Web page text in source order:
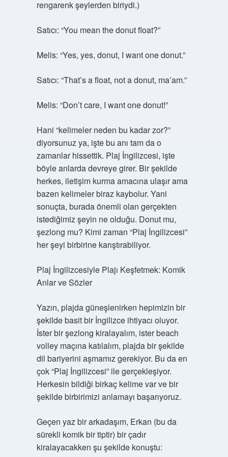
rengarenk şeylerden biriydi.)
Satıcı: “You mean the donut float?”
Melis: “Yes, yes, donut, I want one donut.”
Satıcı: “That’s a float, not a donut, ma’am.”
Melis: “Don’t care, I want one donut!”
Hani “kelimeler neden bu kadar zor?”
diyorsunuz ya, işte bu anı tam da o
zamanlar hissettik. Plaj İngilizcesi, işte
böyle anlarda devreye girer. Bir şekilde
herkes, iletişim kurma amacına ulaşır ama
bazen kelimeler biraz kaybolur. Yani
sonuçta, burada önemli olan gerçekten
istediğimiz şeyin ne olduğu. Donut mu,
şezlong mu? Kimi zaman “Plaj İngilizcesi”
her şeyi birbirine karıştırabiliyor.
Plaj İngilizcesiyle Plajı Keşfetmek: Komik
Anlar ve Sözler
Yazın, plajda güneşlenirken hepimizin bir
şekilde basit bir İngilizce ihtiyacı oluyor.
İster bir şezlong kiralayalım, ister beach
volley maçına katılalım, plajda bir şekilde
dil bariyerini aşmamız gerekiyor. Bu da en
çok “Plaj İngilizcesi” ile gerçekleşiyor.
Herkesin bildiği birkaç kelime var ve bir
şekilde birbirimizi anlamayı başarıyoruz.
Geçen yaz bir arkadaşım, Erkan (bu da
sürekli komik bir tiptir) bir çadır
kiralayacakken şu şekilde konuştu: